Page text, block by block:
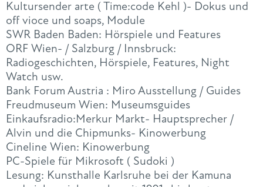
Kultursender arte ( Time:code Kehl )- Dokus und
off vioce und soaps, Module
SWR Baden Baden: Hörspiele und Features
ORF Wien- / Salzburg / Innsbruck:
Radiogeschichten, Hörspiele, Features, Night
Watch usw.
Bank Forum Austria : Miro Ausstellung / Guides
Freudmuseum Wien: Museumsguides
Einkaufsradio:Merkur Markt- Hauptsprecher /
Alvin und die Chipmunks- Kinowerbung
Cineline Wien: Kinowerbung
PC-Spiele für Mikrosoft ( Sudoki )
Lesung: Kunsthalle Karlsruhe bei der Kamuna